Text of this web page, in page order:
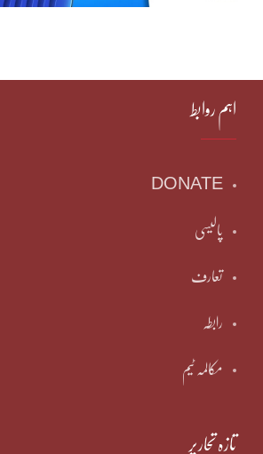
اہم روابط
DONATE
پالیسی
تعارف
رابطہ
مکالمہ ٹیم
تازہ تحاریر